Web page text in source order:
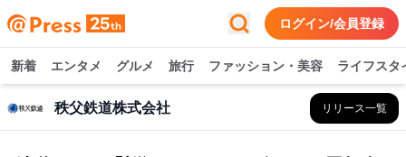
ログイン/会員登録
新着 エンタメ グルメ 旅行 ファッション・美容 ライフスタ
秩父鉄道株式会社 リリース一覧